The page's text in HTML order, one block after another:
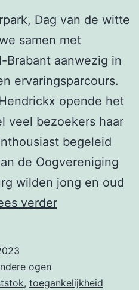
Dag van de witte
samen met
Brabant aanwezig in
ervaringsparcours.
opende het
veel bezoekers haar
begeleid
de Oogvereniging
wilden jong en oud
verderParcours
ogen
, toegankelijkheid